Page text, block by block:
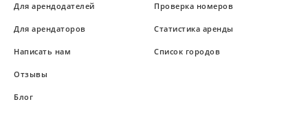
Для арендодателей
Для арендаторов
Написать нам
Отзывы
Блог
Проверка номеров
Статистика аренды
Список городов